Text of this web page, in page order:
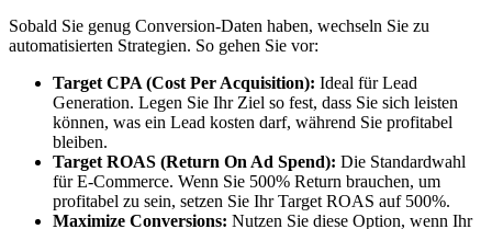
Sobald Sie genug Conversion-Daten haben, wechseln Sie zu
automatisierten Strategien. So gehen Sie vor:
Target CPA (Cost Per Acquisition): Ideal für Lead
Generation. Legen Sie Ihr Ziel so fest, dass Sie sich leisten
können, was ein Lead kosten darf, während Sie profitabel
bleiben.
Target ROAS (Return On Ad Spend): Die Standardwahl
für E-Commerce. Wenn Sie 500% Return brauchen, um
profitabel zu sein, setzen Sie Ihr Target ROAS auf 500%.
Maximize Conversions: Nutzen Sie diese Option, wenn Ihr